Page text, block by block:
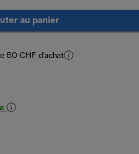
au panier
50 CHF d'achat